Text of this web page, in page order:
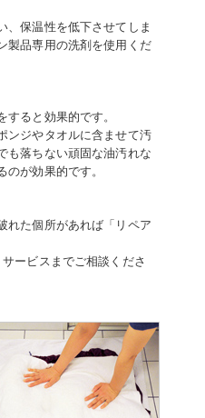
、保温性を低下させてしま
製品専用の洗剤を使用くだ
ると効果的です。
ンジやタオルに含ませて汚
も落ちない頑固な油汚れな
が効果的です。
れた個所があれば「リペア
ービスまでご相談くださ